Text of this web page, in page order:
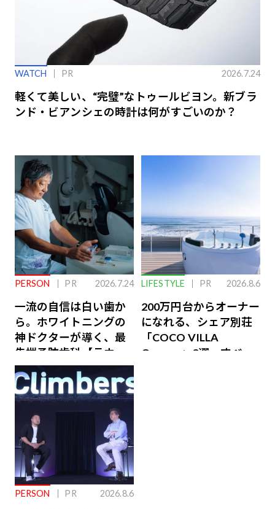
WATCH PR 2026.7.24
軽くて美しい、“完璧”なトゥールビヨン。新ブラ
ンド・ビアンシェの時計は何がすごいのか？
PERSON PR 2026.7.24
一流の自信は白い歯か
ら。ホワイトニングの
神ドクターが導く、最
先端予防歯科【ラウン
ジ会員特典あり】
LIFESTYLE PR 2026.8.6
200万円台からオーナー
になれる、シェア別荘
「COCO VILLA
Owners」3選。すべて
PERSON PR 2026.8.6